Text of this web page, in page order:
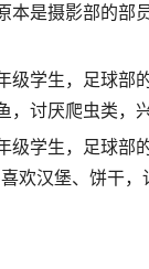
本是摄影部的部
级学生，足球
，讨厌爬虫类，
级学生，足球部
欢汉堡、饼干，